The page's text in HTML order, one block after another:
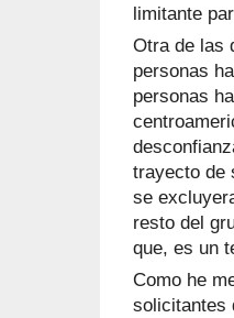
limitante
Otra de las
personas
personas
trayecto de
se
resto del
que, es un
Como he
solicitantes